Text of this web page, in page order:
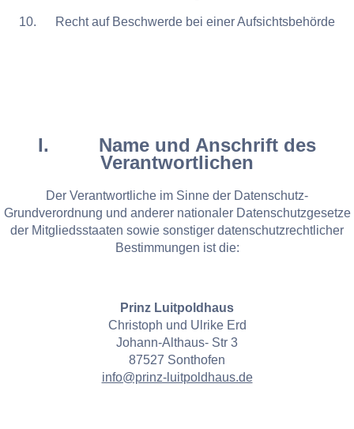
10. Recht auf Beschwerde bei einer Aufsichtsbehörde
I. Name und Anschrift des
Verantwortlichen
Der Verantwortliche im Sinne der Datenschutz-
Grundverordnung und anderer nationaler Datenschutzgesetze
der Mitgliedsstaaten sowie sonstiger datenschutzrechtlicher
Bestimmungen ist die:
Prinz Luitpoldhaus
Christoph und Ulrike Erd
Johann-Althaus- Str 3
87527 Sonthofen
info@prinz-luitpoldhaus.de